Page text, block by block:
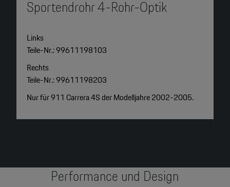
Sportendrohr 4-Rohr-Optik
Links
Teile-Nr.: 99611198103
Rechts
Teile-Nr.: 99611198203
Nur für 911 Carrera 4S der Modelljahre 2002-2005.
Performance und Design